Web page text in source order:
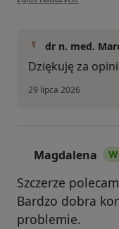
dr n. med.
Dziękuję za
29 lipca 2026
Magdalena
Szczerze
Bardzo dobra
problemie.